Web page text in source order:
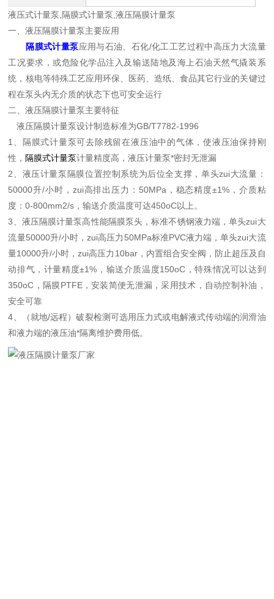
液压式计量泵, 隔膜式计量泵 ,液压隔膜计量泵
一、液压隔膜计量泵主要应用
隔膜式计量泵应用与石油、石化/化工工艺过程中高压力大流量
工况要求，或危险化学品注入及输送陆地及海上石油天然气撬装系
统，核电等特殊工艺应用环保、医药、造纸、食品其它行业的关键过
程在泵头内无介质的状态下也可安全运行
二、液压隔膜计量泵主要特征
液压隔膜计量泵设计制造标准为GB/T7782-1996
1、隔膜式计量泵可去除残留在液压油中的气体，使液压油保持刚
性， 隔膜式计量泵计量精度高，液压计量泵*密封无泄漏
2、液压计量泵 隔膜位置控制系统为后位全支撑 ，单头zui大流量：
50000升/小时 ，zui高排出压力：50MPa ，稳态精度±1% ，介质粘
度：0-800mm2/s ，输送介质温度可达450oC以上 。
3、液压隔膜计量泵高性能隔膜泵头 ，标准不锈钢液力端 ，单头zui大
流量50000升/小时，zui高压力 50MPa标准PVC液力端 ，单头zui大流
量10000升/小时，zui高压力 10bar，内置组合安全阀，防止超压及自
动排气 ，计量精度±1% ，输送介质温度150oC ，特殊情况可以达到
350oC ，隔膜PTFE，安装简便无泄漏 ，采用技术，自动控制补油，
安全可靠
4、
（就地/远程）破裂检测可选用压力式或电解液式传动端的润滑油
和液力端的液压油*隔离维护费用低。